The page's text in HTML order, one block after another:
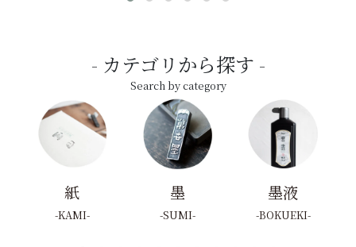
カテゴリから探す
Search by category
紙
KAMI
墨
SUMI
墨液
BOKUEKI